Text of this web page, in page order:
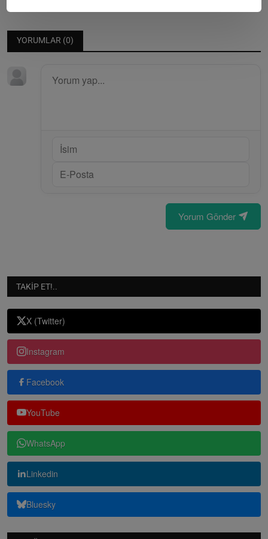
YORUMLAR (0)
Yorum Gönder
TAKIP ET!..
X (Twitter)
Instagram
Facebook
YouTube
WhatsApp
Linkedin
Bluesky